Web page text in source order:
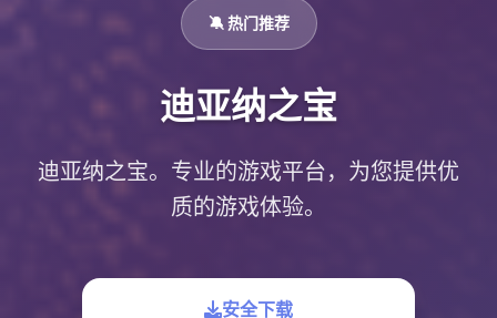
🔕 热门推荐
迪亚纳之宝
迪亚纳之宝。专业的游戏平台，为您提供优
质的游戏体验。
安全下载